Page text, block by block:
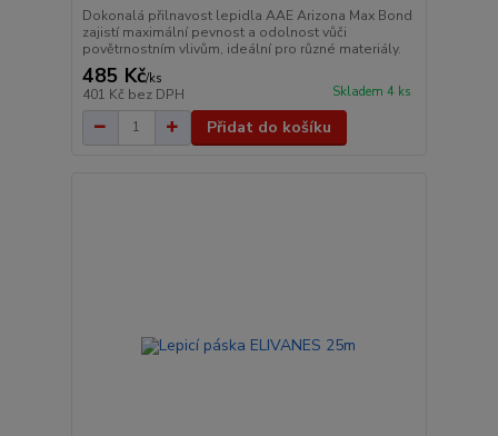
Dokonalá přilnavost lepidla AAE Arizona Max Bond
zajistí maximální pevnost a odolnost vůči
povětrnostním vlivům, ideální pro různé materiály.
485 Kč/ks
401 Kč bez DPH Skladem 4 ks
Přidat do košíku